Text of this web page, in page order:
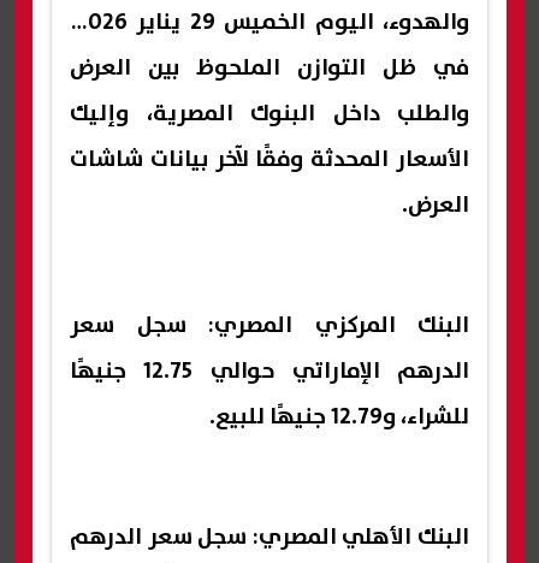
والهدوء، اليوم الخميس 29 يناير 2026،
في ظل التوازن الملحوظ بين العرض
والطلب داخل البنوك المصرية، وإليك
الأسعار المحدثة وفقًا لآخر بيانات شاشات
العرض.
البنك المركزي المصري: سجل سعر
الدرهم الإماراتي حوالي 12.75 جنيهًا
للشراء، و12.79 جنيهًا للبيع.
البنك الأهلي المصري: سجل سعر الدرهم